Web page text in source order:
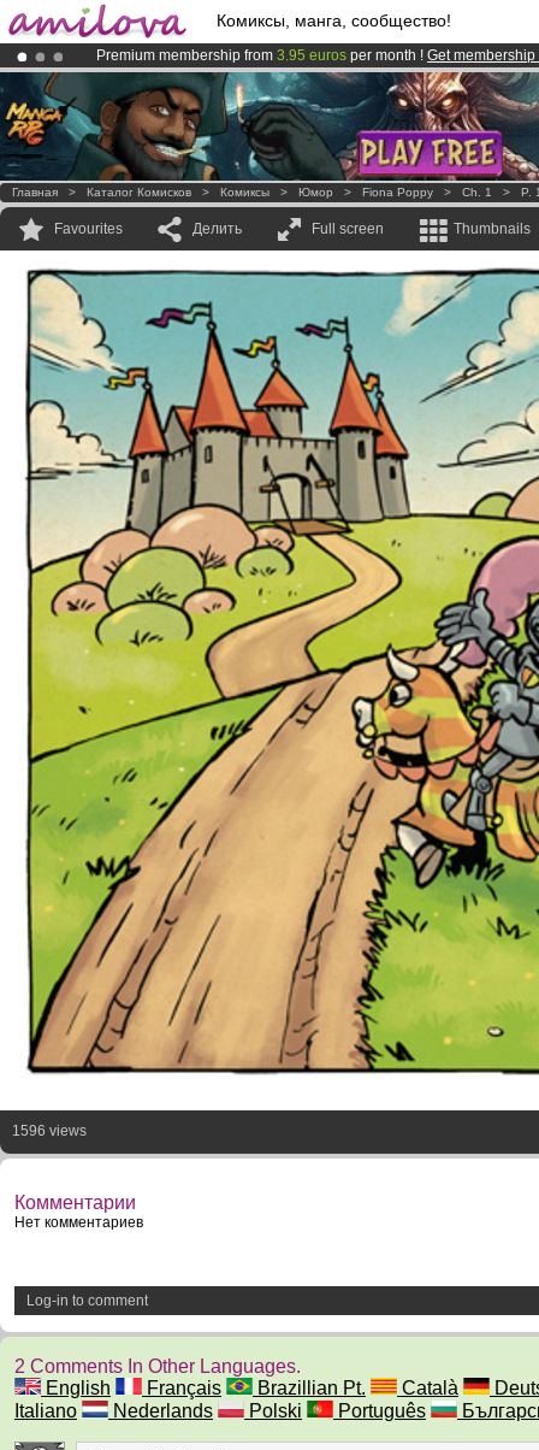
Комиксы, манга, сообщество!
Premium membership from 3.95 euros per month ! Get membership
Already 100000membersand 1000comics & mangas!.
AmilovaKickstarter is now LIVE!.
Главная > Каталог Комисков > Комиксы > Юмор > Fiona Poppy > Ch. 1 > P.
Favourites Делить Full screen Thumbnails
1596 views
Комментарии
Нет комментариев
Log-in to comment
2 Comments In Other Languages.
English
Français Brazillian Pt. Català
Italiano
Nederlands Polski Português